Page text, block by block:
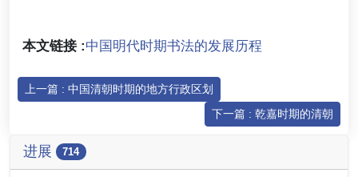
本文链接 :中国明代时期书法的发展历程
上一篇 : 中国清朝时期的地方行政区划
下一篇 : 乾嘉时期的清朝
进展 714